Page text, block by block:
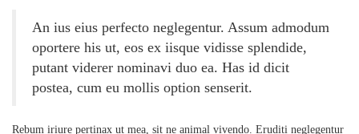
An ius eius perfecto neglegentur. Assum admodum
oportere his ut, eos ex iisque vidisse splendide,
putant viderer nominavi duo ea. Has id dicit
postea, cum eu mollis option senserit.
Rebum iriure pertinax ut mea, sit ne animal vivendo. Eruditi neglegentur